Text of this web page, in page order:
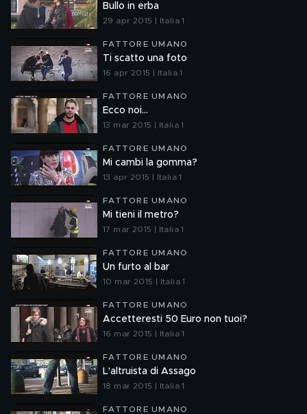
Bullo in erba
29 apr 2015 | Italia 1
FATTORE UMANO
Ti scatto una foto
16 apr 2015 | Italia 1
FATTORE UMANO
Ecco noi...
13 mar 2015 | Italia 1
FATTORE UMANO
Mi cambi la gomma?
13 apr 2015 | Italia 1
FATTORE UMANO
Mi tieni il metro?
17 mar 2015 | Italia 1
FATTORE UMANO
Un furto al bar
10 mar 2015 | Italia 1
FATTORE UMANO
Accetteresti 50 Euro non tuoi?
16 mar 2015 | Italia 1
FATTORE UMANO
L'altruista di Assago
18 mar 2015 | Italia 1
FATTORE UMANO